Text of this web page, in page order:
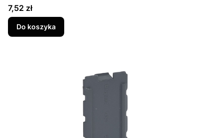
Cena
7,52 zł
Do koszyka